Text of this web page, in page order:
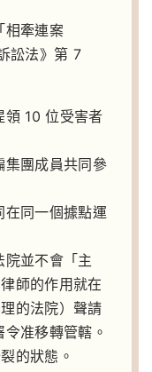
相牽連案
訟法》第 7
領 10 位受害者
集團成員共同參
在同一個據點運
並不會「主
師的作用就在
的法院）聲請
令准移轉管轄。
的狀態。